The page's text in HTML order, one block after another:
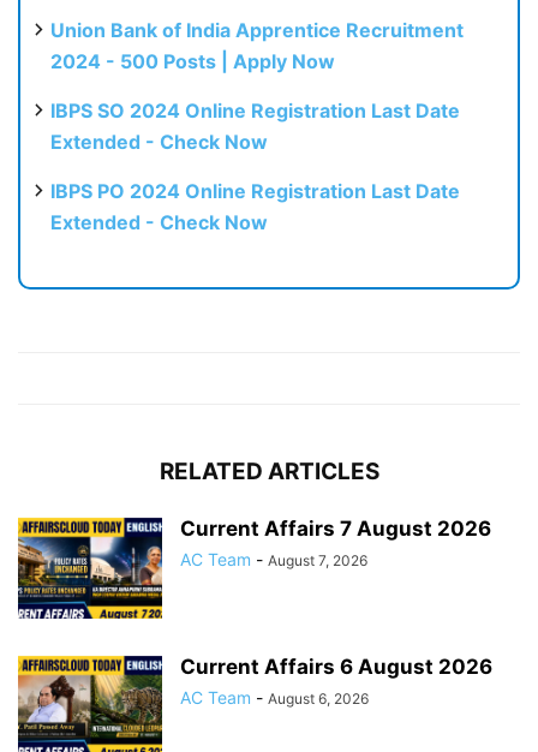
Union Bank of India Apprentice Recruitment
2024 - 500 Posts | Apply Now
IBPS SO 2024 Online Registration Last Date
Extended - Check Now
IBPS PO 2024 Online Registration Last Date
Extended - Check Now
RELATED ARTICLES
Current Affairs 7 August 2026
AC Team - August 7, 2026
Current Affairs 6 August 2026
AC Team - August 6, 2026